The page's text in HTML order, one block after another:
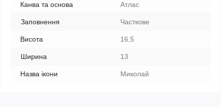
Канва та основа Атлас
Заповнення Часткове
Висота 16,5
Ширина 13
Назва ікони Миколай